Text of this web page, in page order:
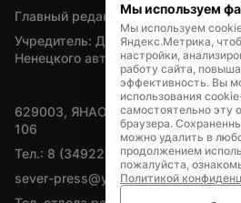
Главный редактор — А.Л. Поздеев
Учредитель: Департамент
Ненецкого автономного округа
629003, ЯНАО, Салехард, мкр.
106
Тел.: 8 (34922) 71262
sever-press@yamal-media.ru
Мы используем
Мы используем
Яндекс.Метрика,
настройки,
работу сайта,
эффективность. Вы
использования
самостоятельно эту
браузера.
можно удалить в
продолжением
пожалуйста,
Политикой